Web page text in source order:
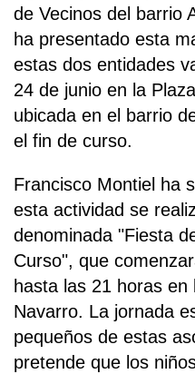
de Vecinos del barrio
ha presentado esta
estas dos entidades
24 de junio en la
ubicada en el barrio
el fin de curso.
Francisco Montiel ha
esta actividad se
denominada "Fiesta
Curso", que
hasta las 21 horas en
Navarro. La jornada
pequeños de estas
pretende que los